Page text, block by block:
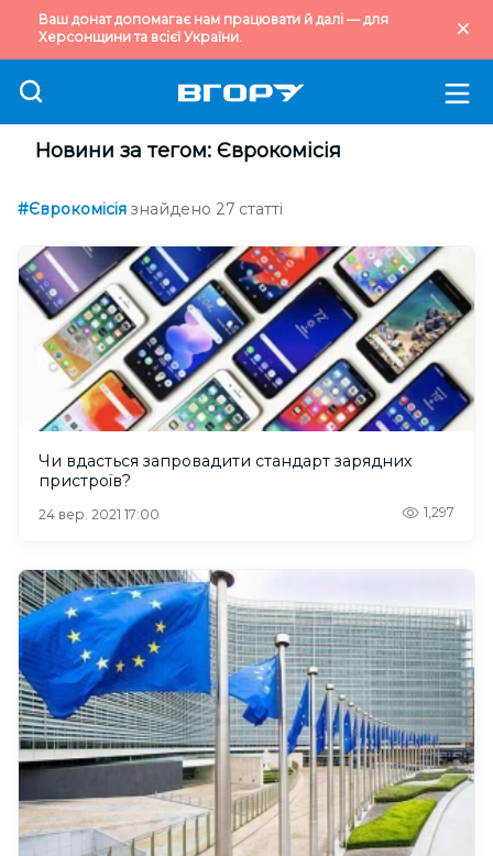
Ваш донат допомагає нам працювати й далі — для
Херсонщини та всієї України.
Новини за тегом: Єврокомісія
#Єврокомісія знайдено 27 статті
Чи вдасться запровадити стандарт зарядних
пристроїв?
24 вер. 2021 17:00 1,297